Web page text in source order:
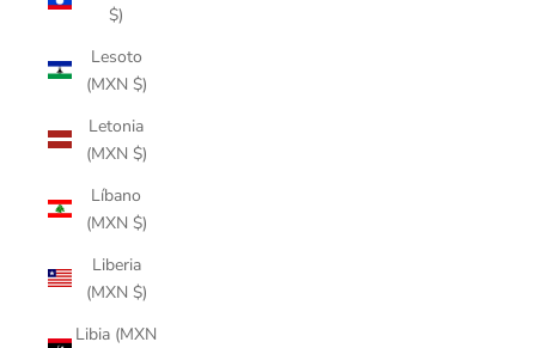
$)
Lesoto
(MXN $)
Letonia
(MXN $)
Líbano
(MXN $)
Liberia
(MXN $)
Libia (MXN